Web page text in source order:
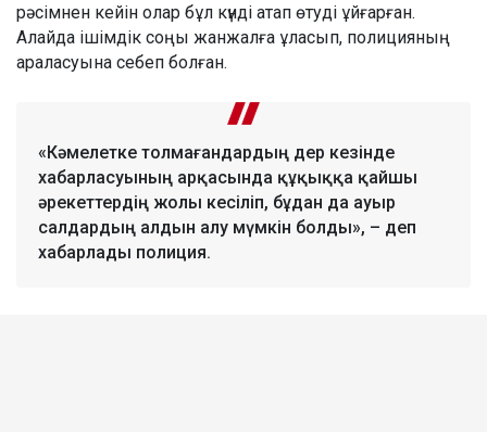
рәсімнен кейін олар бұл күнді атап өтуді ұйғарған.
Алайда ішімдік соңы жанжалға ұласып, полицияның
араласуына себеп болған.
«Кәмелетке толмағандардың дер кезінде
хабарласуының арқасында құқыққа қайшы
әрекеттердің жолы кесіліп, бұдан да ауыр
салдардың алдын алу мүмкін болды», – деп
хабарлады полиция.